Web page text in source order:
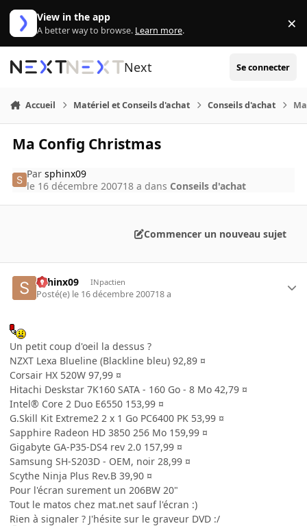
Aller au contenu
View in the app
A better way to browse. Learn more. ×
Next Se connecter
Accueil Matériel et Conseils d'achat Conseils d'achat
Ma Config Christmas
Parsphinx09
le 16 décembre 200718 a dans Conseils d'achat
Commencer un nouveau sujet
sphinx09 INpactien
Posté(e) le 16 décembre 200718 a
Un petit coup d'oeil la dessus ?
NZXT Lexa Blueline (Blackline bleu) 92,89 ¤
Corsair HX 520W 97,99 ¤
Hitachi Deskstar 7K160 SATA - 160 Go - 8 Mo 42,79 ¤
Intel® Core 2 Duo E6550 153,99 ¤
G.Skill Kit Extreme2 2 x 1 Go PC6400 PK 53,99 ¤
Sapphire Radeon HD 3850 256 Mo 159,99 ¤
Gigabyte GA-P35-DS4 rev 2.0 157,99 ¤
Samsung SH-S203D - OEM, noir 28,99 ¤
Scythe Ninja Plus Rev.B 39,90 ¤
Pour l'écran surement un 206BW 20"
Tout le matos chez mat.net sauf l'écran :)
Rien à signaler ? J'hésite sur le graveur DVD :/